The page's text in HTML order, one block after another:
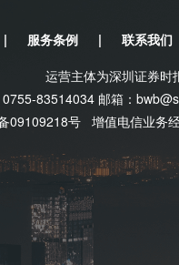
全球核能装机容量
公司Orano的高级执
提炼方面自给自
年投产的产能已
司旗下的实物铀信
购实物铀，进一步
战。一方面，许多
目投产周期较
法满足日益增长的
著变化，供需格
计记账方式为加权
同售价。中广核国
司旗下位于哈萨克
，中广核矿业新销
望逐步提升。民生
调整，业绩与估值
| 服务条例 | 联系我们
运营主体为深圳证券时
83514034 邮箱：
09109218号 增值电信业务